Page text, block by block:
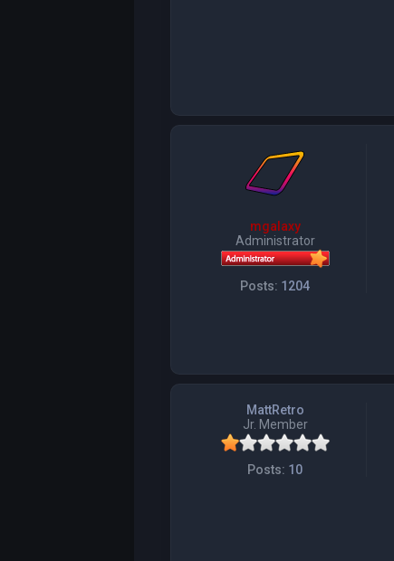
mgalaxy
Administrator
Posts: 1204
MattRetro
Jr. Member
Posts: 10